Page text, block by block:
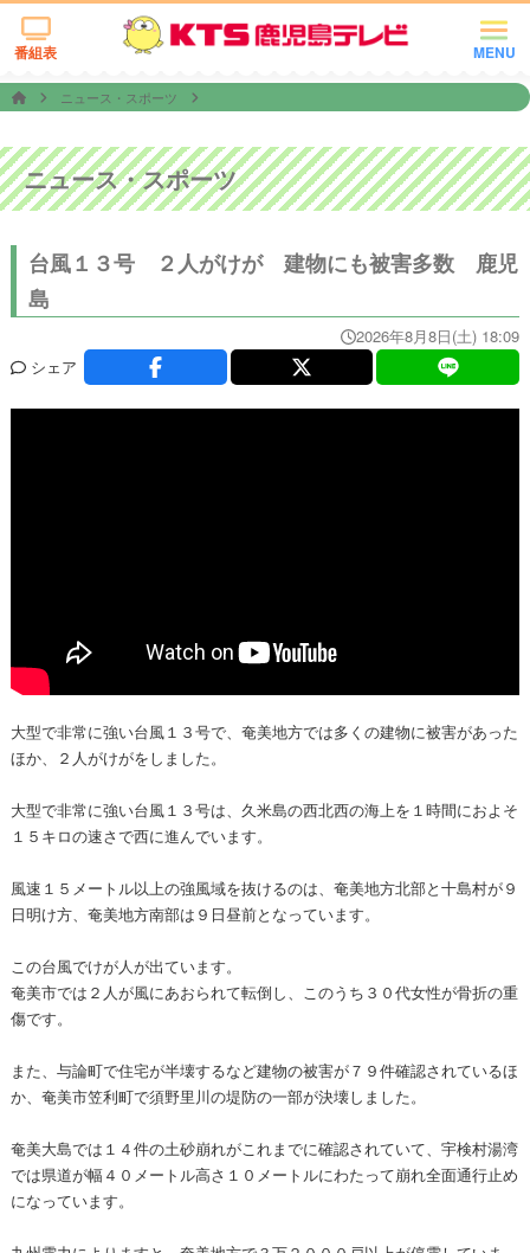
MENU
番組表
ニュース・スポーツ
ニュース・スポーツ
台風１３号 ２人がけが 建物にも被害多数 鹿児
島
2026年8月8日(土) 18:09
シェア
大型で非常に強い台風１３号で、奄美地方では多くの建物に被害があった
ほか、２人がけがをしました。
大型で非常に強い台風１３号は、久米島の西北西の海上を１時間におよそ
１５キロの速さで西に進んでいます。
風速１５メートル以上の強風域を抜けるのは、奄美地方北部と十島村が９
日明け方、奄美地方南部は９日昼前となっています。
この台風でけが人が出ています。
奄美市では２人が風にあおられて転倒し、このうち３０代女性が骨折の重
傷です。
また、与論町で住宅が半壊するなど建物の被害が７９件確認されているほ
か、奄美市笠利町で須野里川の堤防の一部が決壊しました。
奄美大島では１４件の土砂崩れがこれまでに確認されていて、宇検村湯湾
では県道が幅４０メートル高さ１０メートルにわたって崩れ全面通行止め
になっています。